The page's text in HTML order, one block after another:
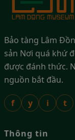
Bảo tàng Lâm
sản Nơi quá khứ
được đánh thức.
nguồn bắt đầu.
f y i t
Thông tin